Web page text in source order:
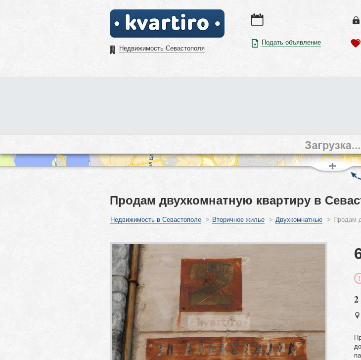
Недвижимость Севастополя
Подать объявление
Продам двухкомнатную квартиру в
Недвижимость в Севастополе > Вторичное жилье > Двухкомнатные > Продам